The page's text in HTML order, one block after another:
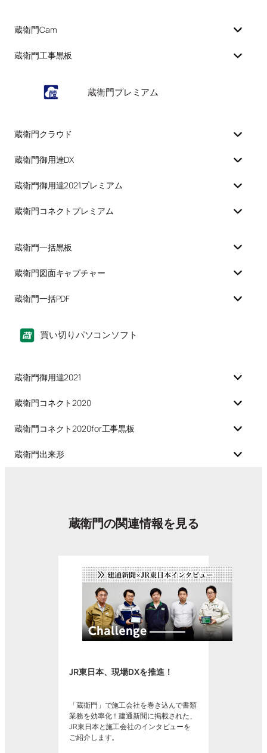
蔵衛門Cam
蔵衛門工事黒板
蔵衛門プレミアム
蔵衛門クラウド
蔵衛門御用達DX
蔵衛門御用達2021プレミアム
蔵衛門コネクトプレミアム
蔵衛門一括黒板
蔵衛門図面キャプチャー
蔵衛門一括PDF
買い切りパソコンソフト
蔵衛門御用達2021
蔵衛門コネクト2020
蔵衛門コネクト2020for工事黒板
蔵衛門出来形
蔵衛門の関連情報を見る
JR東日本、現場DXを推進！
「蔵衛門」で施工会社を巻き込んで書類
業務を効率化！建通新聞に掲載された、
JR東日本と施工会社のインタビューを
ご紹介します。